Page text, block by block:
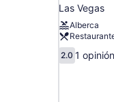
Las Vegas
Alberca
2.0
de
2.0 1 opinión